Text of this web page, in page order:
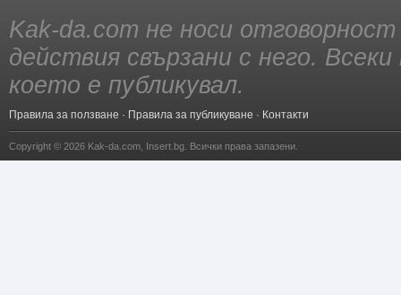
Kak-da.com не носи
действия свързани с него.
което е публикувал.
Правила за ползване · Правила за публикуване · Контакти
Copyright © 2026 Kak-da.com Insert.bg . Всички права запазени.